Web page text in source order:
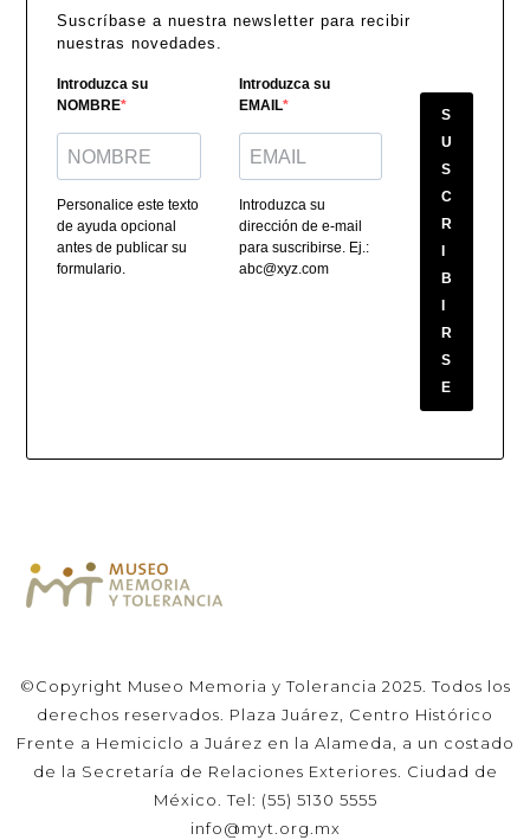
Suscríbase a nuestra newsletter para recibir
nuestras novedades.
Introduzca su
NOMBRE
Personalice este texto
de ayuda opcional
antes de publicar su
formulario.
Introduzca su
EMAIL
Introduzca su
dirección de e-mail
para suscribirse. Ej.:
abc@xyz.com
S
U
S
C
R
B
R
S
E
©Copyright Museo Memoria y Tolerancia 2025. Todos los
derechos reservados. Plaza Juárez, Centro Histórico
Frente a Hemiciclo a Juárez en la Alameda, a un costado
de la Secretaría de Relaciones Exteriores. Ciudad de
México. Tel: (55) 5130 5555
info@myt.org.mx